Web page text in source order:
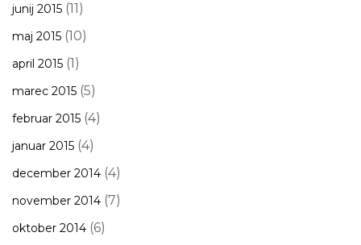
junij 2015 (11)
maj 2015 (10)
april 2015 (1)
marec 2015 (5)
februar 2015 (4)
januar 2015 (4)
december 2014 (4)
november 2014 (7)
oktober 2014 (6)